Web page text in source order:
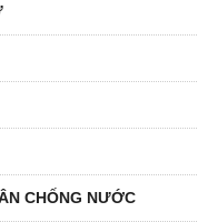
CHỐNG NƯỚC